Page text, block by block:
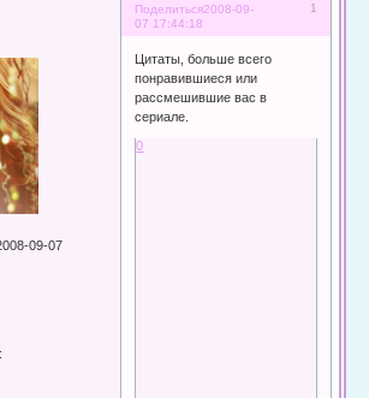
Поделиться 1
2008-09-
07 17:44:18
09-07
Цитаты, больше всего
понравившиеся или
рассмешившие вас в
сериале.
0